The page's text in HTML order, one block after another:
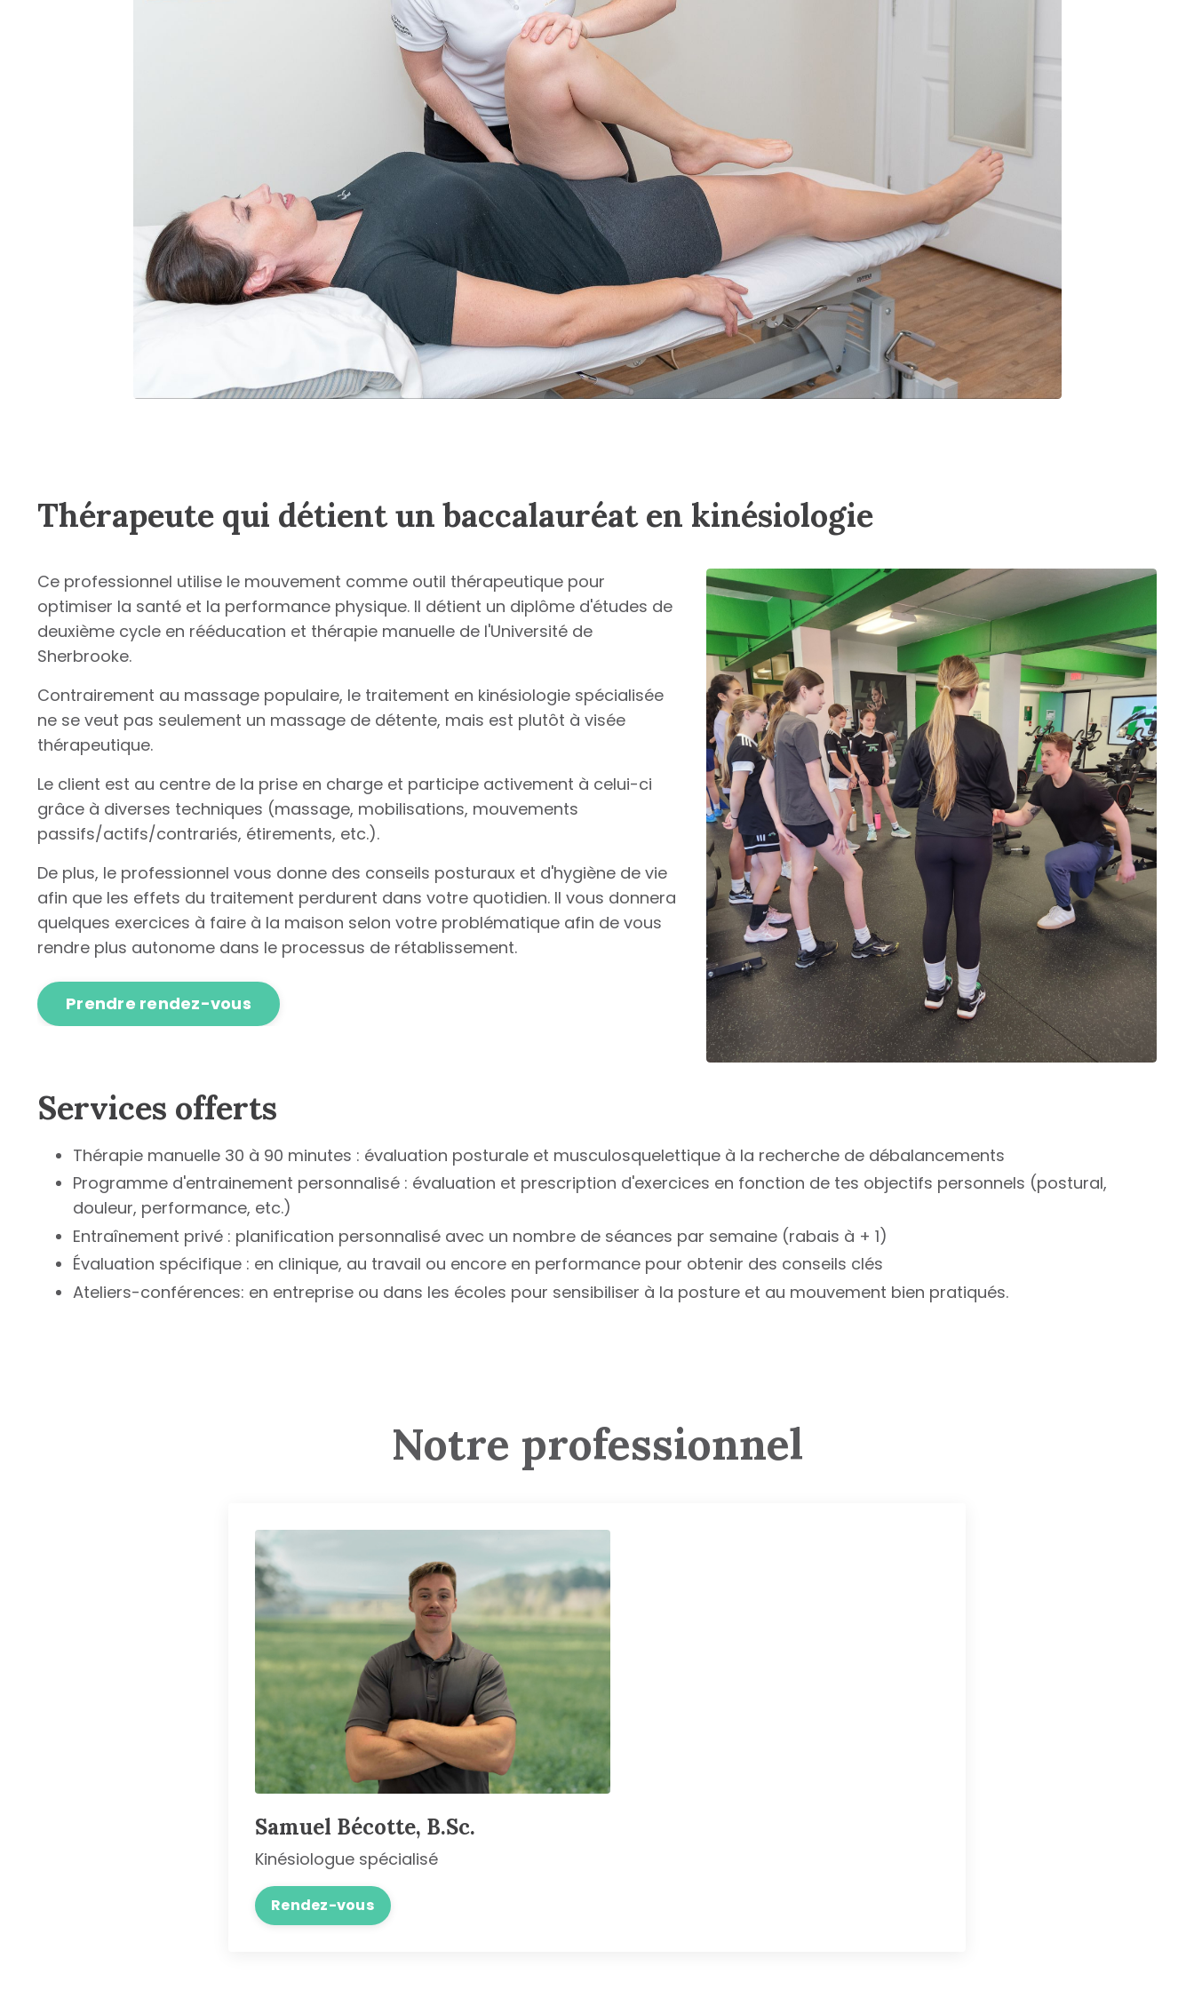
Thérapeute qui détient un baccalauréat en kinésiologie
Ce professionnel utilise le mouvement comme outil thérapeutique pour
optimiser la santé et la performance physique. Il détient un diplôme d'études de
deuxième cycle en rééducation et thérapie manuelle de l'Université de
Sherbrooke.
Contrairement au massage populaire, le traitement en kinésiologie spécialisée
ne se veut pas seulement un massage de détente, mais est plutôt à visée
thérapeutique.
Le client est au centre de la prise en charge et participe activement à celui-ci
grâce à diverses techniques (massage, mobilisations, mouvements
passifs/actifs/contrariés, étirements, etc.).
De plus, le professionnel vous donne des conseils posturaux et d'hygiène de vie
afin que les effets du traitement perdurent dans votre quotidien. Il vous donnera
quelques exercices à faire à la maison selon votre problématique afin de vous
rendre plus autonome dans le processus de rétablissement.
Prendre rendez-vous
Services offerts
Thérapie manuelle 30 à 90 minutes : évaluation posturale et musculosquelettique à la recherche de débalancements
Programme d'entrainement personnalisé : évaluation et prescription d'exercices en fonction de tes objectifs personnels (postural,
douleur, performance, etc.)
Entraînement privé : planification personnalisé avec un nombre de séances par semaine (rabais à + 1)
Évaluation spécifique : en clinique, au travail ou encore en performance pour obtenir des conseils clés
Ateliers-conférences: en entreprise ou dans les écoles pour sensibiliser à la posture et au mouvement bien pratiqués.
Notre professionnel
Samuel Bécotte, B.Sc.
Kinésiologue spécialisé
Rendez-vous